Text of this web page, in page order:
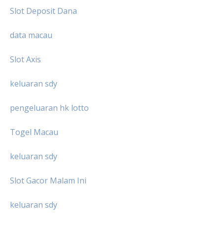
Slot Deposit Dana
data macau
Slot Axis
keluaran sdy
pengeluaran hk lotto
Togel Macau
keluaran sdy
Slot Gacor Malam Ini
keluaran sdy